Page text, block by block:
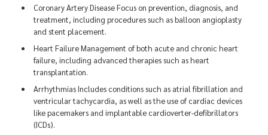
Coronary Artery Disease Focus on prevention, diagnosis, and
treatment, including procedures such as balloon angioplasty
and stent placement.
Heart Failure Management of both acute and chronic heart
failure, including advanced therapies such as heart
transplantation.
Arrhythmias Includes conditions such as atrial fibrillation and
ventricular tachycardia, as well as the use of cardiac devices
like pacemakers and implantable cardioverter-defibrillators
(ICDs).